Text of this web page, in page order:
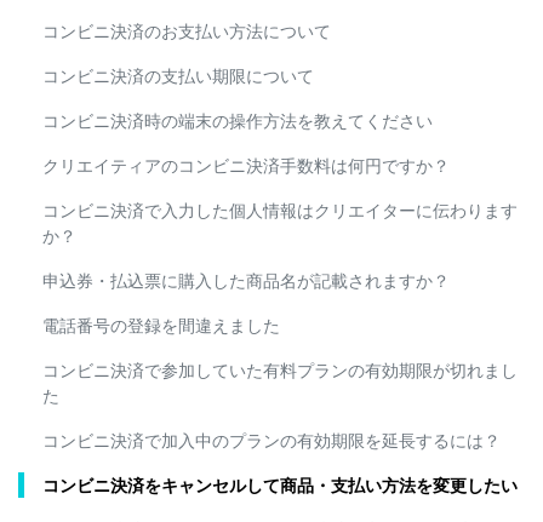
コンビニ決済のお支払い方法について
コンビニ決済の支払い期限について
コンビニ決済時の端末の操作方法を教えてください
クリエイティアのコンビニ決済手数料は何円ですか？
コンビニ決済で入力した個人情報はクリエイターに伝わります
か？
申込券・払込票に購入した商品名が記載されますか？
電話番号の登録を間違えました
コンビニ決済で参加していた有料プランの有効期限が切れまし
た
コンビニ決済で加入中のプランの有効期限を延長するには？
コンビニ決済をキャンセルして商品・支払い方法を変更したい